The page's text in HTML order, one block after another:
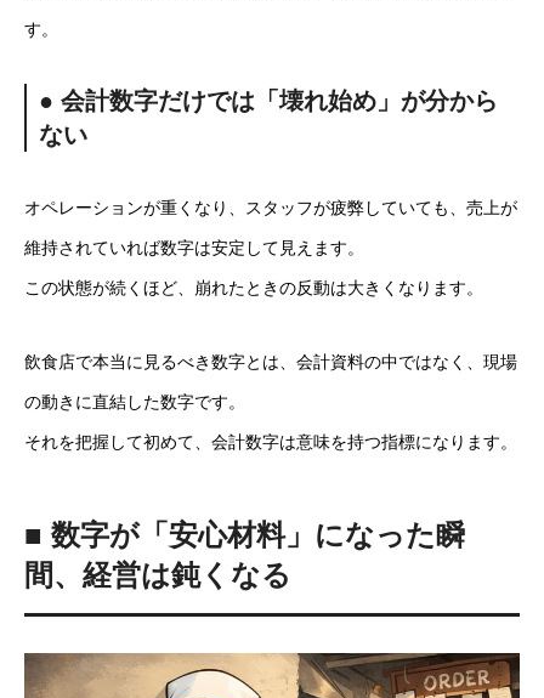
す。
● 会計数字だけでは「壊れ始め」が分から
ない
オペレーションが重くなり、スタッフが疲弊していても、売上が
維持されていれば数字は安定して見えます。
この状態が続くほど、崩れたときの反動は大きくなります。
飲食店で本当に見るべき数字とは、会計資料の中ではなく、現場
の動きに直結した数字です。
それを把握して初めて、会計数字は意味を持つ指標になります。
■ 数字が「安心材料」になった瞬
間、経営は鈍くなる